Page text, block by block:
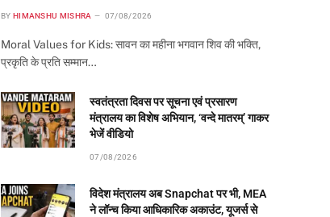
BY HIMANSHU MISHRA 07/08/2026
Moral Values for Kids: सावन का महीना भगवान शिव की भक्ति,
प्रकृति के प्रति सम्मान…
स्वतंत्रता दिवस पर सूचना एवं प्रसारण
मंत्रालय का विशेष अभियान, ‘वन्दे मातरम्’ गाकर
भेजें वीडियो
07/08/2026
विदेश मंत्रालय अब Snapchat पर भी, MEA
ने लॉन्च किया आधिकारिक अकाउंट, यूजर्स से